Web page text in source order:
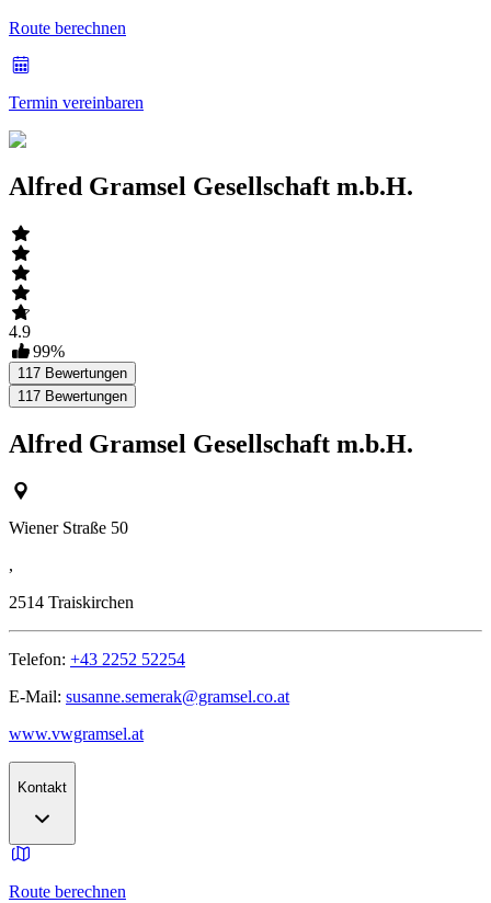
Route berechnen
Termin vereinbaren
Alfred Gramsel Gesellschaft m.b.H.
4.9
99%
117 Bewertungen
117 Bewertungen
Alfred Gramsel Gesellschaft m.b.H.
Wiener Straße 50
,
2514 Traiskirchen
Telefon: +43 2252 52254
E-Mail: susanne.semerak@gramsel.co.at
www.vwgramsel.at
Kontakt
Route berechnen